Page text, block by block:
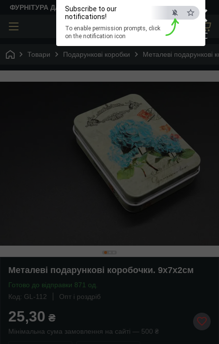
×
ESC
Subscribe to our
notifications!
To enable permission prompts, click
on the notification icon
ФУРНІТУРА ДЛЯ ТВОРЧОСТІ
Товари Подарункові коробки Металеві подарункові
Металеві подарункові коробочки. 9х7х2см
Готово до відправки 871 од.
Код: GL-112
Опт і роздріб
25,30 ₴
Мінімальна сума замовлення на сайті — 500 ₴